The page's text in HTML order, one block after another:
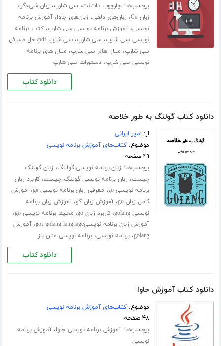
برچسب‌ها: چارچوب دات‌نت، سی شارپ، زبان شیءگرا،
زبان #C ، زبان‌های دلفی، زبان‌های جاوا،آموزش برنامه
نویسی،آموزش برنامه نویسی سی شارپ،کتاب برنامه
نویسی سی شارپ، سی شارپ، سی شارپ pdf ،حل مسائل
سی شارپ، مثال های سی شارپ، مثال های برنامه
نویسی سی شارپ،دستورات سی شارپ
دانلود کتاب
دانلود کتاب گولنگ به طور خلاصه
از: امیر ایرانی
موضوع:کتاب‌های آموزش برنامه نویسی
۴۹ صفحه
برچسب‌ها: زبان برنامه نویسی گولنگ، زبان گولنگ
چیست، زبان برنامه نویسی گولنگ چیست،کاربرد زبان
برنامه نویسی go
، معرفی زبان برنامه نویسی go ، اموزش
کامل زبان go
،آموزش زبان گو،آموزش زبان برنامه
نویسی golang
،کاربرد زبان go ، محیط برنامه نویسی go ،
آموزش زبان برنامه نویسیgo ، golang language ،آموزش
golang،برنامه نویسی،برنامه نویسی متن باز
دانلود کتاب
دانلود کتاب آموزش جاوا
موضوع:کتاب‌های آموزش برنامه نویسی
۴۸ صفحه
برچسب‌ها:آموزش برنامه نویسی جاوا،آموزش برنامه
نویسی